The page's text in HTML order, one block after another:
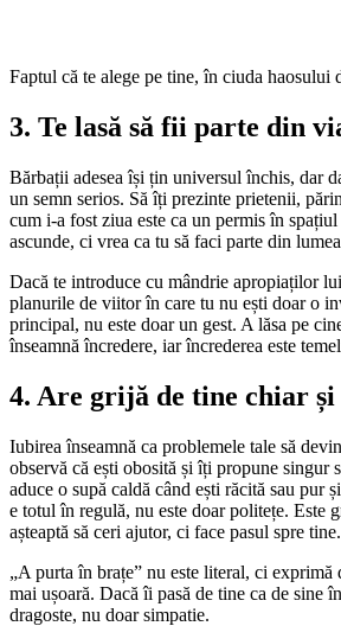
Faptul că te alege pe tine, în ciuda haosului
3. Te lasă să fii parte din
Bărbații adesea își țin universul închis, dar
un semn serios. Să îți prezinte prietenii,
cum i-a fost ziua este ca un permis în
ascunde, ci vrea ca tu să faci parte din
Dacă te introduce cu mândrie apropiaților
planurile de viitor în care tu nu ești doar o
principal, nu este doar un gest. A lăsa pe
înseamnă încredere, iar încrederea este
4. Are grijă de tine chiar și
Iubirea înseamnă ca problemele tale să
observă că ești obosită și îți propune singur
aduce o supă caldă când ești răcită sau pur
e totul în regulă, nu este doar politețe. Este
așteaptă să ceri ajutor, ci face pasul spre tine.
„A purta în brațe” nu este literal, ci exprimă
mai ușoară. Dacă îi pasă de tine ca de sine
dragoste, nu doar simpatie.